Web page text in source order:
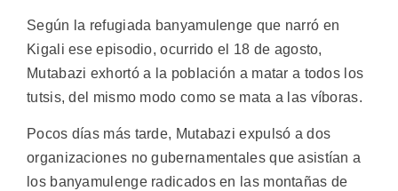
Según la refugiada banyamulenge que narró en
Kigali ese episodio, ocurrido el 18 de agosto,
Mutabazi exhortó a la población a matar a todos los
tutsis, del mismo modo como se mata a las víboras.
Pocos días más tarde, Mutabazi expulsó a dos
organizaciones no gubernamentales que asistían a
los banyamulenge radicados en las montañas de